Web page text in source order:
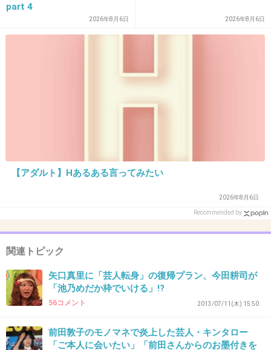
28. 匿名
嫌々、やめておいた方ほうがいいですって(-_-;)
頼むから冗談で言った発言を記事にしないで欲
しい。
31. 匿名2013/06/15(土) 20:37:27
part 4
2026年8月6日 2026年8月6日
【アダルト】Hあるある言ってみたい
2026年8月6日
Recommended by
関連トピック
矢口真里に「芸人転身」の復帰プラン、今田耕司が
「池乃めだか枠でいける」!?
56コメント 2013/07/11(木) 15:50
前田敦子のモノマネで炎上した芸人・キンタロー
「ご本人に会いたい」「前田さんからのお墨付きを